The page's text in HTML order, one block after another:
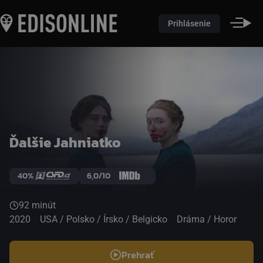
Prihlásenie
Ďalšie Jahniatko
40% 6,0/10
92 minút
2020
USA / Polsko / Írsko / Belgicko Dráma / Horor
Prehrať